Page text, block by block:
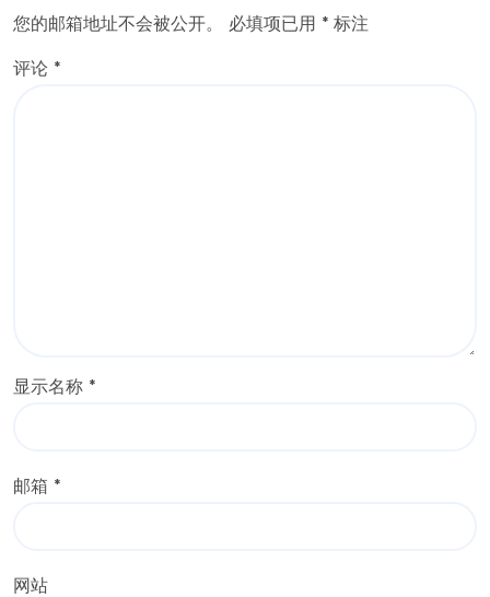
您的邮箱地址不会被公开。 必填项已用 * 标注
评论 *
显示名称 *
邮箱 *
网站